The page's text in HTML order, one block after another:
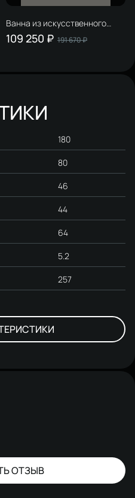
Ванна из искусственного
камня STWORKI Берген 180x80
см, отдельностоящая, белая,
109 250 ₽ 191 670 ₽
180
80
46
44
64
5.2
257
ОТЗЫВ